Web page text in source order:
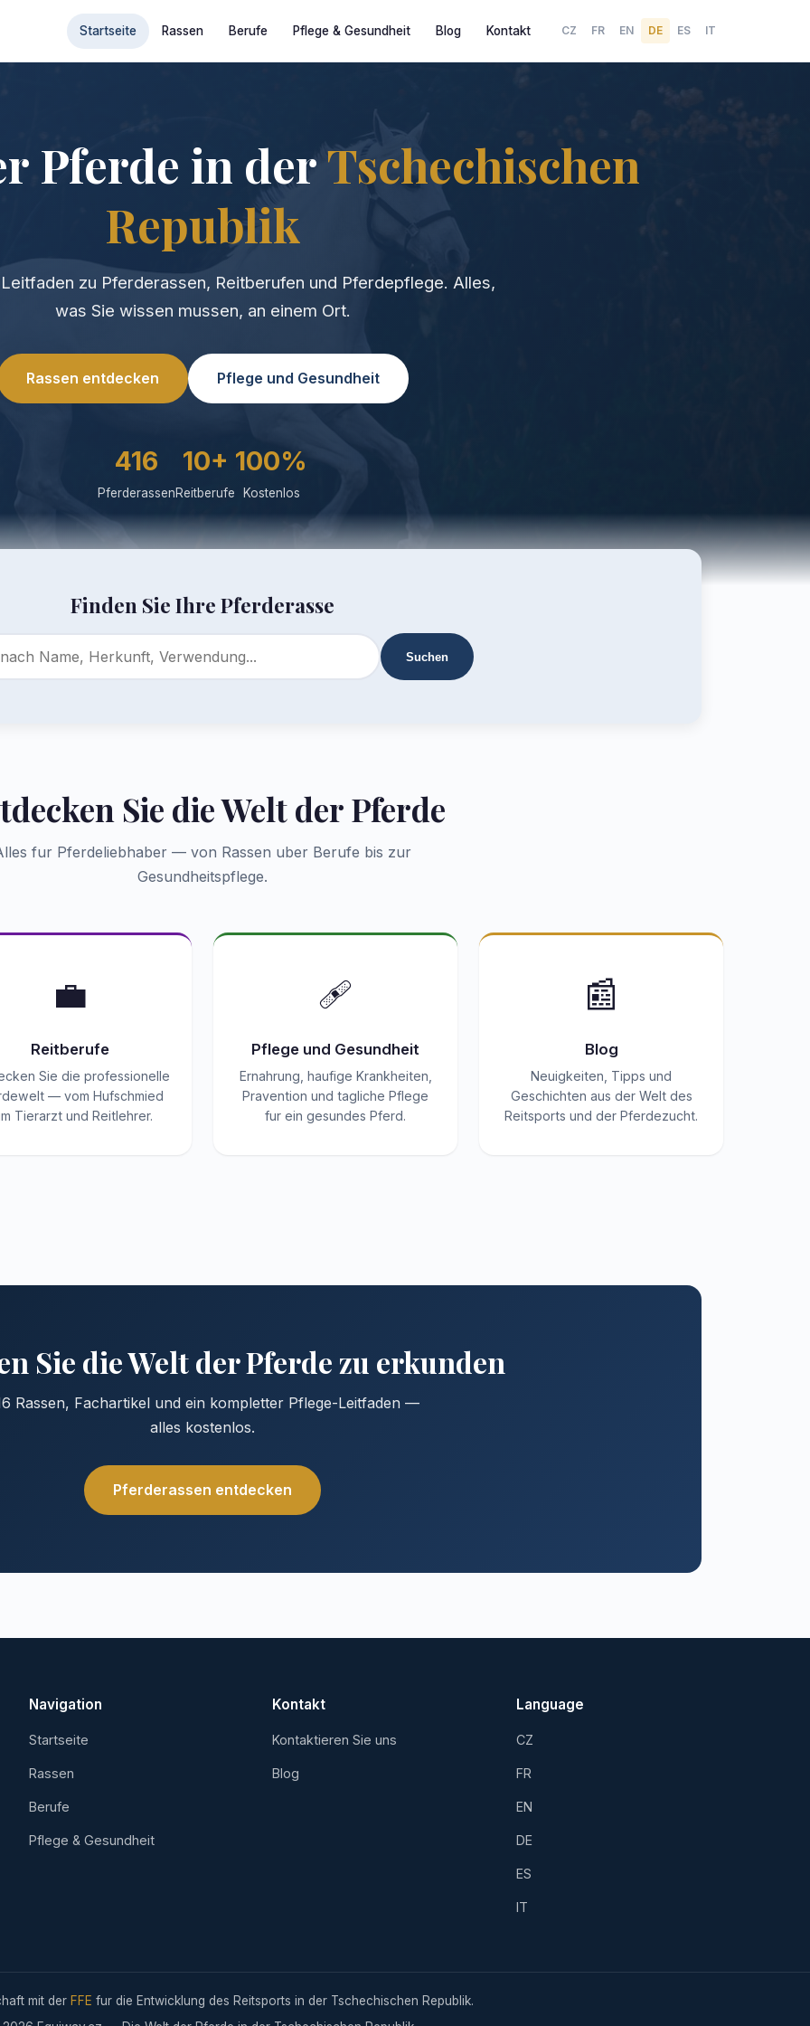
Startseite Rassen Berufe Pflege & Gesundheit Blog Kontakt CZ FR EN DE ES IT
Pferde in derTschechischen
Republik
zu Pferderassen, Reitberufen und Pferdepflege. Alles,
was Sie wissen mussen, an einem Ort.
Rassen entdecken Pflege und Gesundheit
416
Pferderassen
10+
Reitberufe
100%
Kostenlos
Finden Sie Ihre Pferderasse
Suchen
Sie die Welt der Pferde
fur Pferdeliebhaber — von Rassen uber Berufe bis zur
Gesundheitspflege.
💼
Reitberufe
Sie die professionelle
— vom Hufschmied
Tierarzt und Reitlehrer.
🩹
Pflege und Gesundheit
Ernahrung, haufige Krankheiten,
Pravention und tagliche Pflege
fur ein gesundes Pferd.
📰
Blog
Neuigkeiten, Tipps und
Geschichten aus der Welt des
Reitsports und der Pferdezucht.
Sie die Welt der Pferde zu erkunden
Rassen, Fachartikel und ein kompletter Pflege-Leitfaden —
alles kostenlos.
Pferderassen entdecken
Navigation
Startseite
Rassen
Berufe
Pflege & Gesundheit
Kontakt
Kontaktieren Sie uns
Blog
Language
CZ
FR
EN
DE
ES
IT
mit der FFE fur die Entwicklung des Reitsports in der Tschechischen Republik.